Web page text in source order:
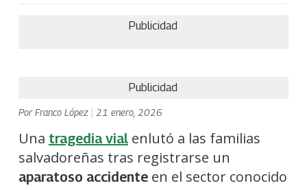
Publicidad
Publicidad
PorFranco López 21 enero, 2026
Una tragedia vialenlutó a las familias
salvadoreñas tras registrarse un
aparatoso accidenteen el sector conocido